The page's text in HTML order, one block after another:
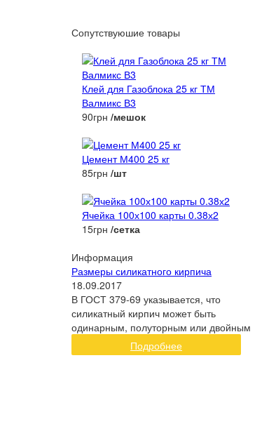
Сопутствуюшие товары
Клей для Газоблока 25 кг ТМ
Валмикс В3
90грн /мешок
Цемент М400 25 кг
85грн /шт
Ячейка 100х100 карты 0.38х2
15грн /сетка
Информация
Размеры силикатного кирпича
18.09.2017
В ГОСТ 379-69 указывается, что
силикатный кирпич может быть
одинарным, полуторным или двойным
Подробнее